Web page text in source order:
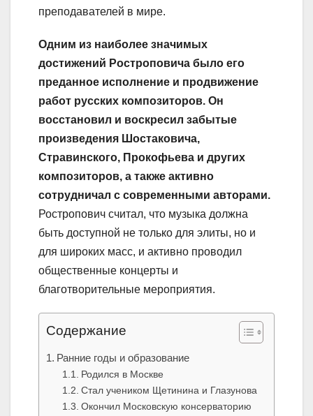
преподавателей в мире.
Одним из наиболее значимых
достижений Ростроповича было его
преданное исполнение и продвижение
работ русских композиторов. Он
восстановил и воскресил забытые
произведения Шостаковича,
Стравинского, Прокофьева и других
композиторов, а также активно
сотрудничал с современными авторами.
Ростропович считал, что музыка должна
быть доступной не только для элиты, но и
для широких масс, и активно проводил
общественные концерты и
благотворительные мероприятия.
Содержание
Ранние годы и образование
Родился в Москве
Стал учеником Щетинина и Глазунова
Окончил Московскую консерваторию